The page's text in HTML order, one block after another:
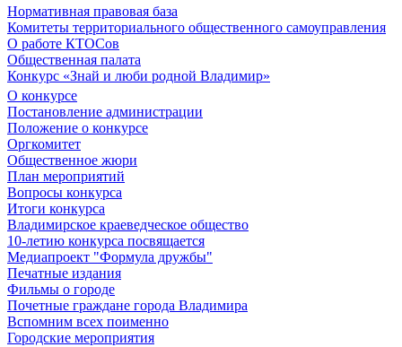
Нормативная правовая база
Комитеты территориального общественного самоуправления
О работе КТОСов
Общественная палата
Конкурс «Знай и люби родной Владимир»
О конкурсе
Постановление администрации
Положение о конкурсе
Оргкомитет
Общественное жюри
План мероприятий
Вопросы конкурса
Итоги конкурса
Владимирское краеведческое общество
10-летию конкурса посвящается
Медиапроект "Формула дружбы"
Печатные издания
Фильмы о городе
Почетные граждане города Владимира
Вспомним всех поименно
Городские мероприятия